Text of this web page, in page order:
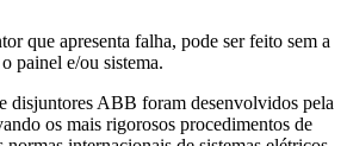
que apresenta falha, pode ser feito sem a
painel e/ou sistema.
disjuntores ABB foram desenvolvidos pela
os mais rigorosos procedimentos de